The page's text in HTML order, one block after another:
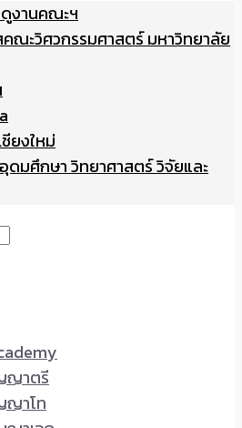
งานคณะฯ
ณะวิศวกรรมศาสตร์ มหาวิทยาลัย
ยงใหม่
ดมศึกษา วิทยาศาสตร์ วิจัยและ
ญาตรี
ญาโท